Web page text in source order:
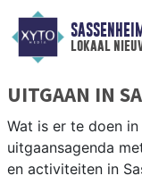
lokaal
UITGAAN IN
Wat is er te doen in
uitgaansagenda
en activiteiten in